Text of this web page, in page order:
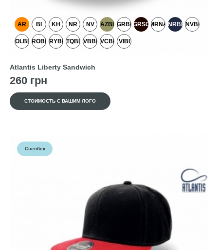
AR BI KH NR NV AZBI GRBI GRSC MRNA NRBI NVBI
OLBI ROBI RYBI TQBI VBBI VCBI VIBI
Atlantis Liberty Sandwich
260 грн
СТОИМОСТЬ С ВАШИМ ЛОГО
Снепбек